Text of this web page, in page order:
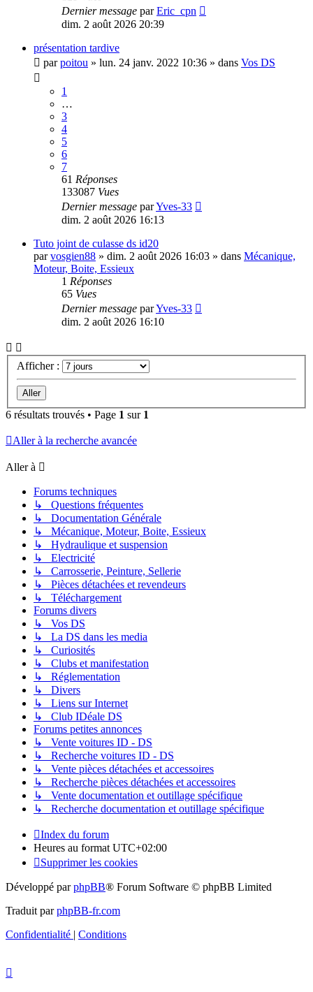
Dernier message parEric_cpn
dim. 2 août 2026 20:39
présentation tardive
parpoitou » lun. 24 janv. 2022 10:36 » dans Vos DS
1
…
3
4
5
6
7
61 Réponses
133087 Vues
Dernier message parYves-33
dim. 2 août 2026 16:13
Tuto joint de culasse ds id20
parvosgien88 » dim. 2 août 2026 16:03 » dans Mécanique,
Moteur, Boite, Essieux
1 Réponses
65 Vues
Dernier message parYves-33
dim. 2 août 2026 16:10
Afficher :
6 résultats trouvés • Page 1 sur 1
Aller à la recherche avancée
Aller à
Forums techniques
↳ Questions fréquentes
↳ Documentation Générale
↳ Mécanique, Moteur, Boite, Essieux
↳ Hydraulique et suspension
↳ Electricité
↳ Carrosserie, Peinture, Sellerie
↳ Pièces détachées et revendeurs
↳ Téléchargement
Forums divers
↳ Vos DS
↳ La DS dans les media
↳ Curiosités
↳ Clubs et manifestation
↳ Réglementation
↳ Divers
↳ Liens sur Internet
↳ Club IDéale DS
Forums petites annonces
↳ Vente voitures ID - DS
↳ Recherche voitures ID - DS
↳ Vente pièces détachées et accessoires
↳ Recherche pièces détachées et accessoires
↳ Vente documentation et outillage spécifique
↳ Recherche documentation et outillage spécifique
Index du forum
Heures au formatUTC+02:00
Supprimer les cookies
Développé parphpBB® Forum Software © phpBB Limited
Traduit parphpBB-fr.com
Confidentialité
Conditions